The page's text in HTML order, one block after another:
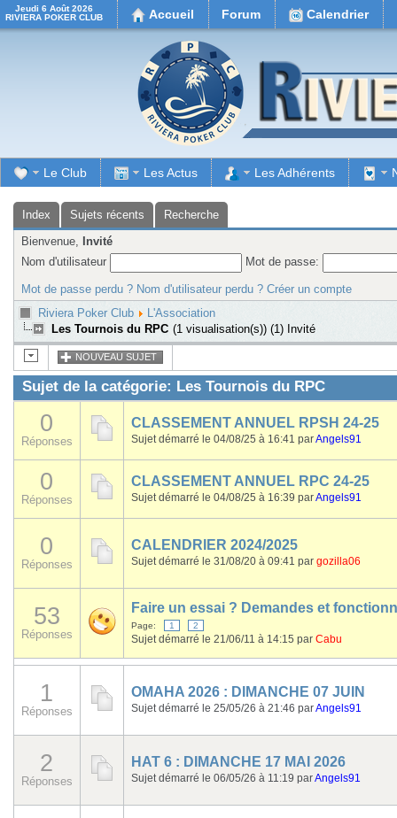
Jeudi 6 Août 2026
RIVIERA POKER CLUB
Accueil Forum Calendrier
Le Club Les Actus Les Adhérents
Index Sujets récents
Recherche
Bienvenue,
Invité
Nom d'utilisateur
Mot de passe:
Mot de passe perdu ? Nom d'utilisateur perdu ? Créer un compte
Riviera Poker Club
L'Association
Les Tournois du RPC (1 visualisation(s)) (1) Invité
NOUVEAU SUJET
Sujet de la catégorie: Les Tournois du RPC
0
Réponses
CLASSEMENT ANNUEL RPSH 24-25
Sujet démarré le 04/08/25 à 16:41 parAngels91
0
Réponses
CLASSEMENT ANNUEL RPC 24-25
Sujet démarré le 04/08/25 à 16:39 parAngels91
0
Réponses
CALENDRIER 2024/2025
Sujet démarré le 31/08/20 à 09:41 par gozilla06
53
Réponses
Faire un essai ? Demandes et
Page: 1 2
Sujet démarré le 21/06/11 à 14:15 par Cabu
1
Réponses
OMAHA 2026 : DIMANCHE 07 JUIN
Sujet démarré le 25/05/26 à 21:46 parAngels91
2
Réponses
HAT 6 : DIMANCHE 17 MAI 2026
Sujet démarré le 06/05/26 à 11:19 parAngels91